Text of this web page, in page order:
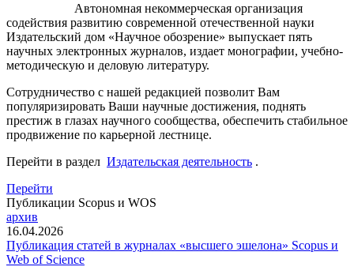
Автономная некоммерческая организация
содействия развитию современной отечественной науки
Издательский дом «Научное обозрение» выпускает пять
научных электронных журналов, издает монографии, учебно-
методическую и деловую литературу.
Сотрудничество с нашей редакцией позволит Вам
популяризировать Ваши научные достижения, поднять
престиж в глазах научного сообщества, обеспечить стабильное
продвижение по карьерной лестнице.
Перейти в раздел Издательская деятельность .
Перейти
Публикации Scopus и WOS
архив
16.04.2026
Публикация статей в журналах «высшего эшелона» Scopus и
Web of Science